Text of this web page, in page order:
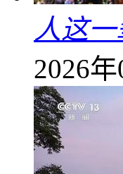
人这
2026